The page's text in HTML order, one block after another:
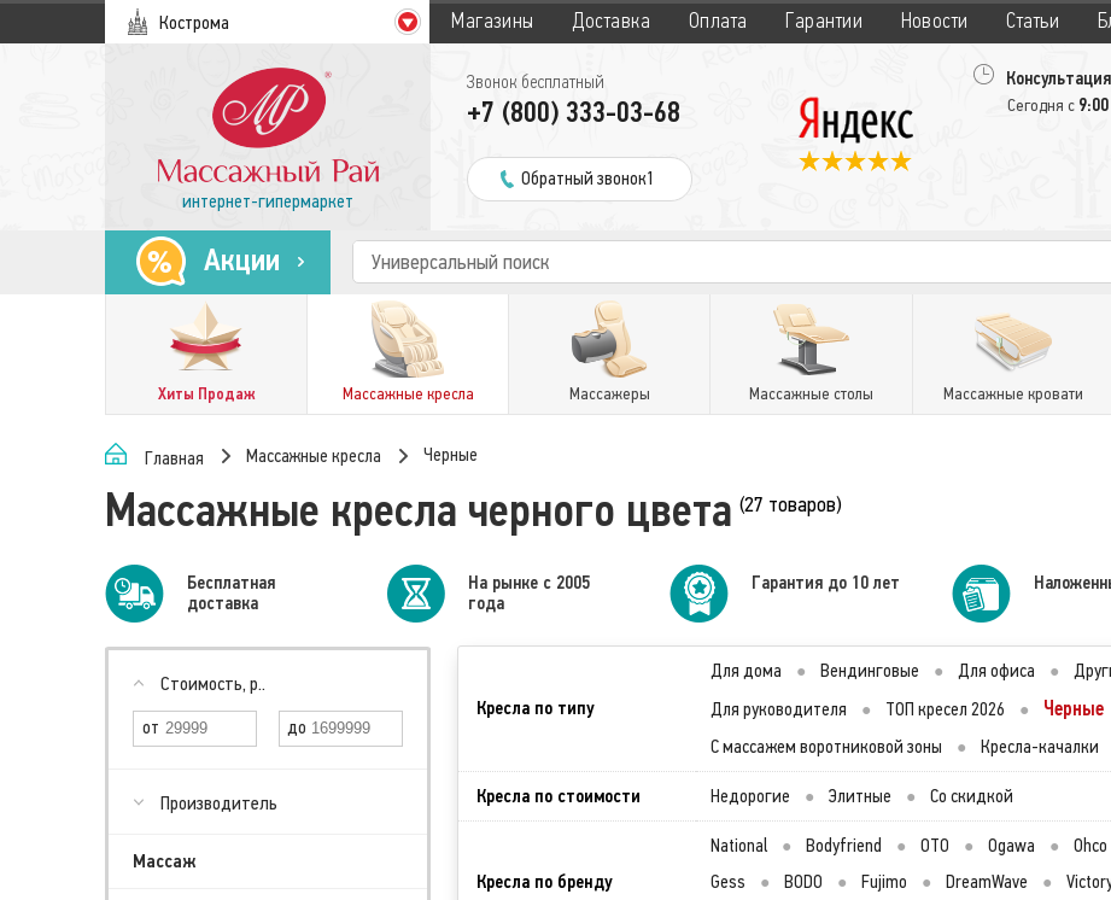
Кострома Магазины Доставка Оплата Гарантии Новости Статьи
интернет-гипермаркет
Звонок бесплатный
+7 (800) 333-03-68
Обратный звонок1
Сегодня с 9:00
Акции
Хиты Продаж Массажные кресла Массажеры Массажные столы Массажные кровати
Главная Массажные кресла Черные
Массажные кресла черного цвета (27 товаров)
Бесплатная
доставка
На рынке с 2005
года
Гарантия до 10 лет
Стоимость, р..
Производитель
Массаж
Кресла по типу
Для дома ● Вендинговые ● Для офиса ●
Для руководителя
● ТОП кресел 2026 ● Черные
С массажем воротниковой зоны
● Кресла-качалки
Кресла по стоимости Недорогие ● Элитные ● Со скидкой
Кресла по бренду
National ● Bodyfriend ● OTO ● Ogawa ● Ohco
Gess
● BODO ● Fujimo ● DreamWave ●